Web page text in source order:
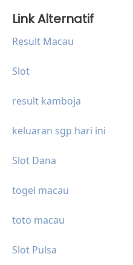
Link Alternatif
Result Macau
Slot
result kamboja
keluaran sgp hari ini
Slot Dana
togel macau
toto macau
Slot Pulsa